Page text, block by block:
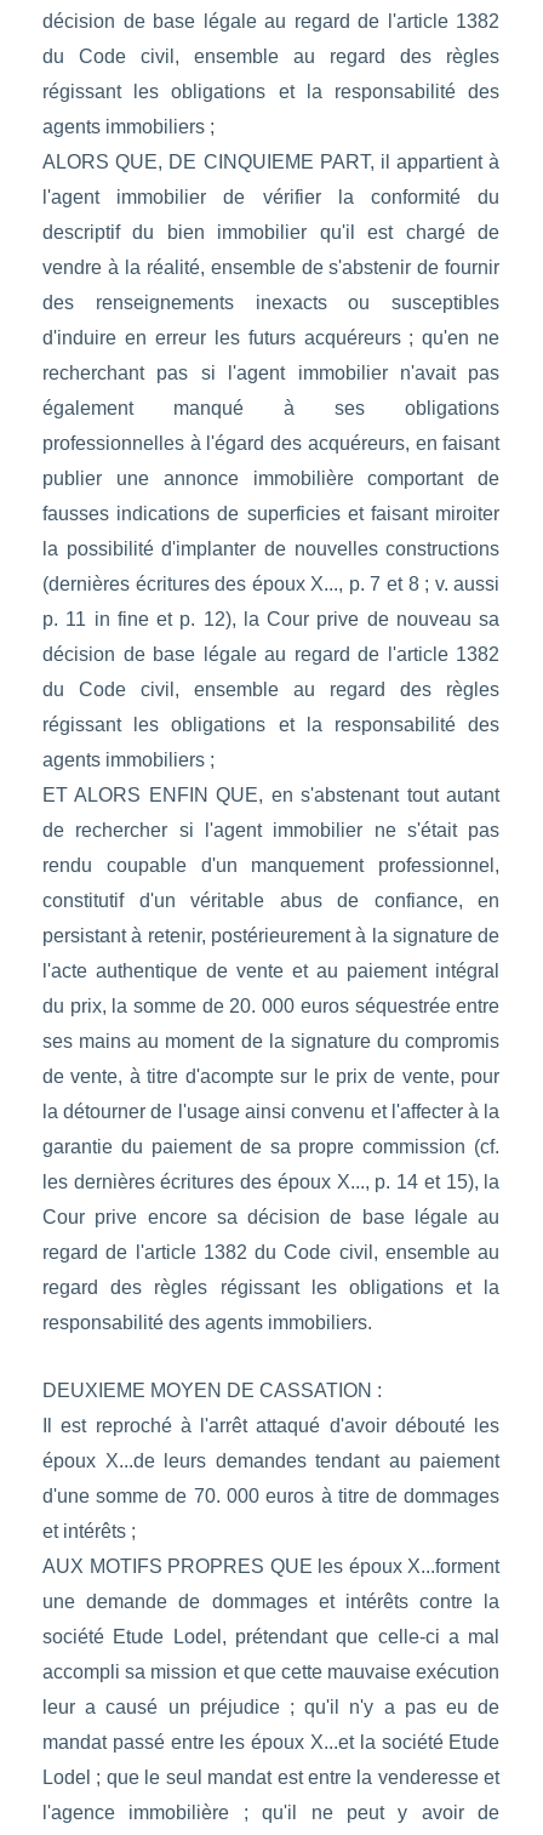
décision de base légale au regard de l'article 1382
du Code civil, ensemble au regard des règles
régissant les obligations et la responsabilité des
agents immobiliers ;
ALORS QUE, DE CINQUIEME PART, il appartient à
l'agent immobilier de vérifier la conformité du
descriptif du bien immobilier qu'il est chargé de
vendre à la réalité, ensemble de s'abstenir de fournir
des renseignements inexacts ou susceptibles
d'induire en erreur les futurs acquéreurs ; qu'en ne
recherchant pas si l'agent immobilier n'avait pas
également manqué à ses obligations
professionnelles à l'égard des acquéreurs, en faisant
publier une annonce immobilière comportant de
fausses indications de superficies et faisant miroiter
la possibilité d'implanter de nouvelles constructions
(dernières écritures des époux X..., p. 7 et 8 ; v. aussi
p. 11 in fine et p. 12), la Cour prive de nouveau sa
décision de base légale au regard de l'article 1382
du Code civil, ensemble au regard des règles
régissant les obligations et la responsabilité des
agents immobiliers ;
ET ALORS ENFIN QUE, en s'abstenant tout autant
de rechercher si l'agent immobilier ne s'était pas
rendu coupable d'un manquement professionnel,
constitutif d'un véritable abus de confiance, en
persistant à retenir, postérieurement à la signature de
l'acte authentique de vente et au paiement intégral
du prix, la somme de 20. 000 euros séquestrée entre
ses mains au moment de la signature du compromis
de vente, à titre d'acompte sur le prix de vente, pour
la détourner de l'usage ainsi convenu et l'affecter à la
garantie du paiement de sa propre commission (cf.
les dernières écritures des époux X..., p. 14 et 15), la
Cour prive encore sa décision de base légale au
regard de l'article 1382 du Code civil, ensemble au
regard des règles régissant les obligations et la
responsabilité des agents immobiliers.
DEUXIEME MOYEN DE CASSATION :
Il est reproché à l'arrêt attaqué d'avoir débouté les
époux X...de leurs demandes tendant au paiement
d'une somme de 70. 000 euros à titre de dommages
et intérêts ;
AUX MOTIFS PROPRES QUE les époux X...forment
une demande de dommages et intérêts contre la
société Etude Lodel, prétendant que celle-ci a mal
accompli sa mission et que cette mauvaise exécution
leur a causé un préjudice ; qu'il n'y a pas eu de
mandat passé entre les époux X...et la société Etude
Lodel ; que le seul mandat est entre la venderesse et
l'agence immobilière ; qu'il ne peut y avoir de